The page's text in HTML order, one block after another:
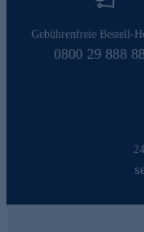
Gebührenfreie Bestell-
0800 29 888 88